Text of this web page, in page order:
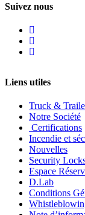
Suivez nous
Liens utiles
Truck &
Notre Société
Certifications
Incendie et
Nouvelles
Security
Espace
D.Lab
Conditions